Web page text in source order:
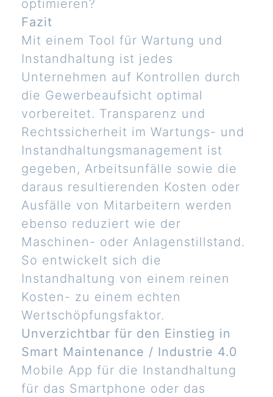
optimieren?
Fazit
Mit einem Tool für Wartung und
Instandhaltung ist jedes
Unternehmen auf Kontrollen durch
die Gewerbeaufsicht optimal
vorbereitet. Transparenz und
Rechtssicherheit im Wartungs- und
Instandhaltungsmanagement ist
gegeben, Arbeitsunfälle sowie die
daraus resultierenden Kosten oder
Ausfälle von Mitarbeitern werden
ebenso reduziert wie der
Maschinen- oder Anlagenstillstand.
So entwickelt sich die
Instandhaltung von einem reinen
Kosten- zu einem echten
Wertschöpfungsfaktor.
Unverzichtbar für den Einstieg in
Smart Maintenance / Industrie 4.0
Mobile App für die Instandhaltung
für das Smartphone oder das